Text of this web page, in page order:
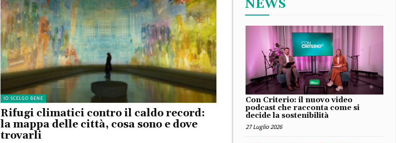
IO SCELGO BENE
Rifugi climatici contro il caldo record:
la mappa delle città, cosa sono e dove
trovarli
NEWS
Con Criterio: il nuovo video
podcast che racconta come si
decide la sostenibilità
27 Luglio 2026